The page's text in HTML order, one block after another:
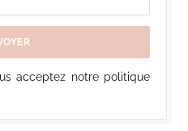
acceptez notre politique